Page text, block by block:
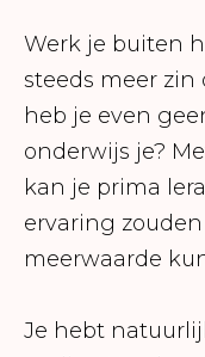
Werk je buiten
steeds meer zin
heb je even
onderwijs je?
kan je prima
ervaring
meerwaarde
Je hebt